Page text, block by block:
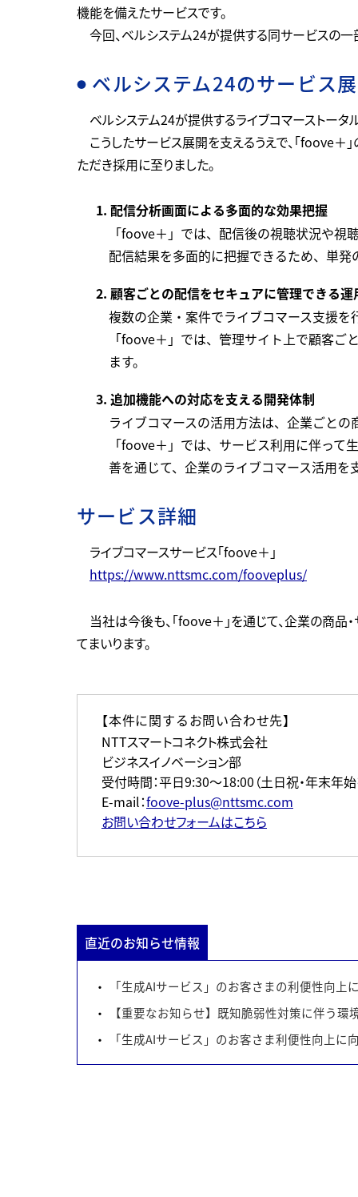
機能を備えたサービスです。
今回、ベルシステム24が提供する同サービスの
● ベルシステム24のサービス
ベルシステム24が提供するライブコマーストー
こうしたサービス展開を支えるうえで、「foove
ただき採用に至りました。
1. 配信分析画面による多面的な効果把握
「foove＋」では、配信後の視聴状況や視
配信結果を多面的に把握できるため、単
2. 顧客ごとの配信をセキュアに管理できる運
複数の企業・案件でライブコマース支援
「foove＋」では、管理サイト上で顧客
ます。
3. 追加機能への対応を支える開発体制
ライブコマースの活用方法は、企業ごと
「foove＋」では、サービス利用に伴っ
善を通じて、企業のライブコマース活用を
サービス詳細
ライブコマースサービス「foove＋」
https://www.nttsmc.com/fooveplus/
当社は今後も、「foove＋」を通じて、企業の商
てまいります。
【本件に関するお問い合わせ先】
NTTスマートコネクト株式会社
ビジネスイノベーション部
受付時間：平日9:30～18:00（土日祝・年末年始
E-mail：foove-plus@nttsmc.com
お問い合わせフォームはこちら
直近のお知らせ情報
「生成AIサービス」のお客さまの利便性向
【重要なお知らせ】既知脆弱性対策に伴う
「生成AIサービス」のお客さま利便性向上